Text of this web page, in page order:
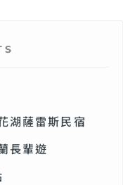
湖薩雷斯民宿
長輩遊